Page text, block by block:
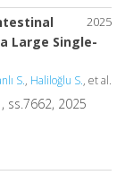
2025
Large Single-
S., Haliloğlu S., et al.
ss.7662, 2025